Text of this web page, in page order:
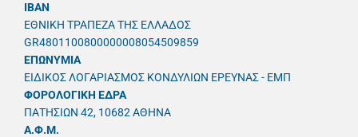
IBAN
ΕΘΝΙΚΗ ΤΡΑΠΕΖΑ ΤΗΣ ΕΛΛΑΔΟΣ
GR4801100800000008054509859
ΕΠΩΝΥΜΙΑ
ΕΙΔΙΚΟΣ ΛΟΓΑΡΙΑΣΜΟΣ ΚΟΝΔΥΛΙΩΝ ΕΡΕΥΝΑΣ - ΕΜΠ
ΦΟΡΟΛΟΓΙΚΗ ΕΔΡΑ
ΠΑΤΗΣΙΩΝ 42, 10682 ΑΘΗΝΑ
A.Φ.Μ.